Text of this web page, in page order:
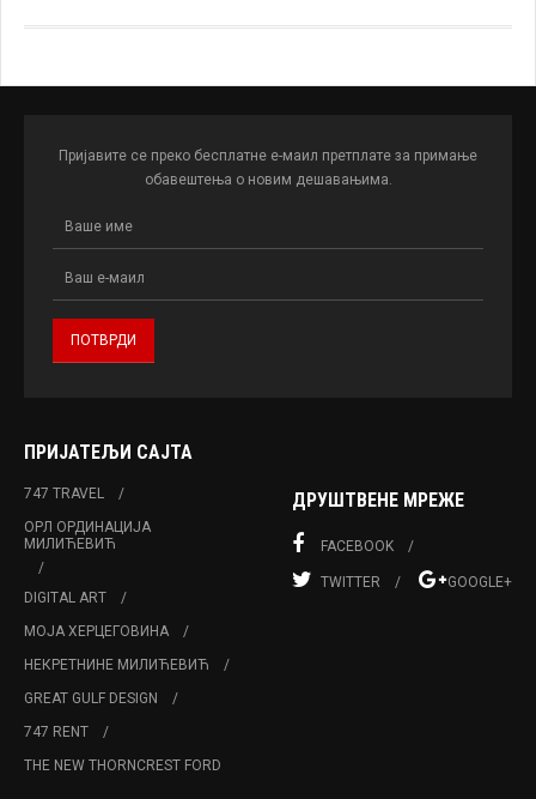
Пријавите се преко бесплатне е-маил претплате за примање
обавештења о новим дешавањима.
ПРИЈАТЕЉИ САЈТА
747 TRAVEL
ОРЛ ОРДИНАЦИЈА
МИЛИЋЕВИЋ
DIGITAL ART
МОЈА ХЕРЦЕГОВИНА
НЕКРЕТНИНЕ МИЛИЋЕВИЋ
GREAT GULF DESIGN
747 RENT
THE NEW THORNCREST FORD
ДРУШТВЕНЕ МРЕЖЕ
FACEBOOK
TWITTER GOOGLE+